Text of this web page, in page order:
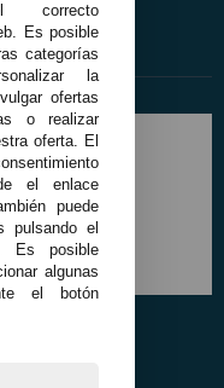
correcto
Es posible
categorías
la
ofertas
o realizar
oferta. El
el enlace
puede
pulsando el
Es posible
algunas
el botón